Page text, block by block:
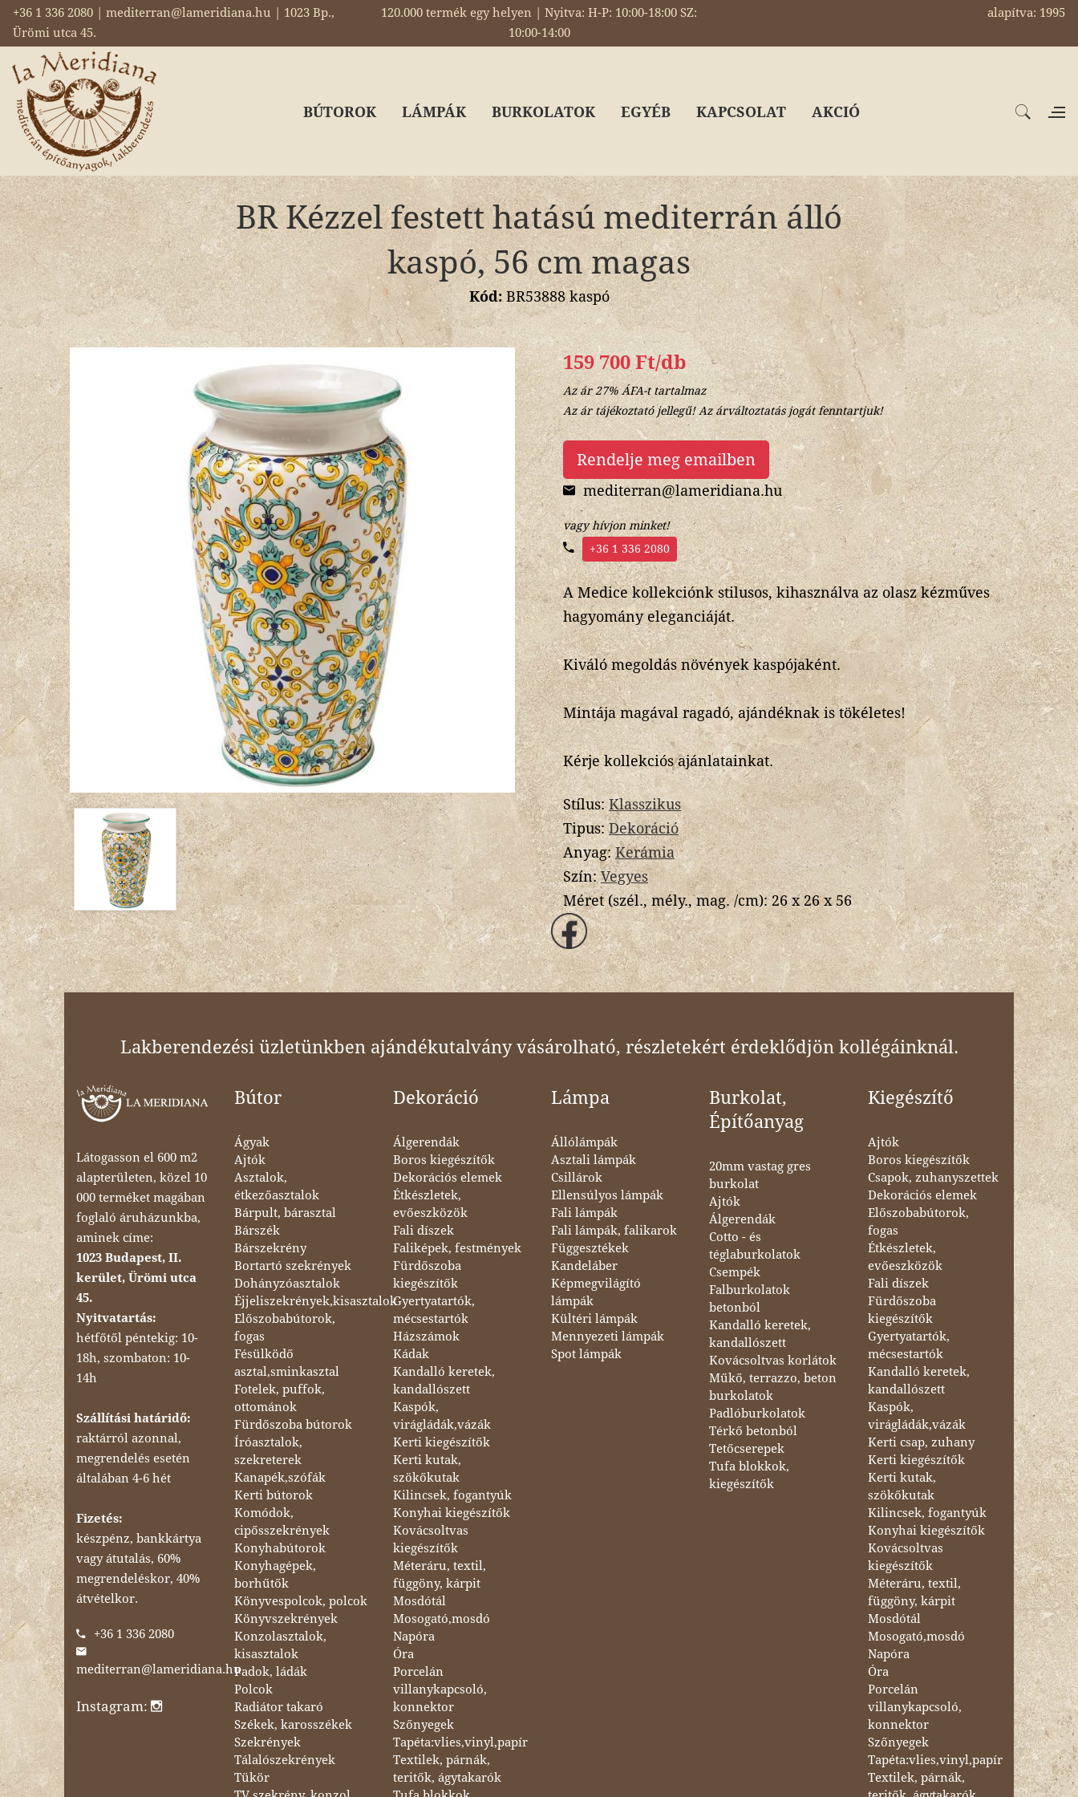
+36 1 336 2080 | mediterran@lameridiana.hu | 1023 Bp.,
Ürömi utca 45.
120.000 termék egy helyen | Nyitva: H-P: 10:00-18:00 SZ:
10:00-14:00
alapítva: 1995
BÚTOROK LÁMPÁK BURKOLATOK EGYÉB KAPCSOLAT AKCIÓ
BR Kézzel festett hatású mediterrán álló
kaspó, 56 cm magas
Kód:BR53888 kaspó
159 700 Ft/db
Az ár 27% ÁFA-t tartalmaz
Az ár tájékoztató jellegű! Az árváltoztatás jogát fenntartjuk!
Rendelje meg emailben
mediterran@lameridiana.hu
vagy hívjon minket!
+36 1 336 2080
A Medice kollekciónk stilusos, kihasználva az olasz kézműves
hagyomány eleganciáját.
Kiváló megoldás növények kaspójaként.
Mintája magával ragadó, ajándéknak is tökéletes!
Kérje kollekciós ajánlatainkat.
Stílus:Klasszikus
Tipus:Dekoráció
Anyag:Kerámia
Szín:Vegyes
Méret (szél., mély., mag. /cm):26 x 26 x 56
Lakberendezési üzletünkben ajándékutalvány vásárolható, részletekért érdeklődjön kollégáinknál.
Látogasson el 600 m2
alapterületen, közel 10
000 terméket magában
foglaló áruházunkba,
aminek címe:
1023 Budapest, II.
kerület, Ürömi utca
45.
Nyitvatartás:
hétfőtől péntekig: 10-
18h, szombaton: 10-
14h
Szállítási határidő:
raktárról azonnal,
megrendelés esetén
általában 4-6 hét
Fizetés:
készpénz, bankkártya
vagy átutalás, 60%
megrendeléskor, 40%
átvételkor.
+36 1 336 2080
mediterran@lameridiana.hu
Instagram:
Bútor
Ágyak
Ajtók
Asztalok,
étkezőasztalok
Bárpult, bárasztal
Bárszék
Bárszekrény
Bortartó szekrények
Dohányzóasztalok
Éjjeliszekrények,kisasztalok
Előszobabútorok,
fogas
Fésülködő
asztal,sminkasztal
Fotelek, puffok,
ottománok
Fürdőszoba bútorok
Íróasztalok,
szekreterek
Kanapék,szófák
Kerti bútorok
Komódok,
cipősszekrények
Konyhabútorok
Konyhagépek,
borhűtők
Könyvespolcok, polcok
Könyvszekrények
Konzolasztalok,
kisasztalok
Padok, ládák
Polcok
Radiátor takaró
Székek, karosszékek
Szekrények
Tálalószekrények
Tükör
Dekoráció
Álgerendák
Boros kiegészítők
Dekorációs elemek
Étkészletek,
evőeszközök
Fali díszek
Faliképek, festmények
Fürdőszoba
kiegészítők
Gyertyatartók,
mécsestartók
Házszámok
Kádak
Kandalló keretek,
kandallószett
Kaspók,
virágládák,vázák
Kerti kiegészítők
Kerti kutak,
szökőkutak
Kilincsek, fogantyúk
Konyhai kiegészítők
Kovácsoltvas
kiegészítők
Méteráru, textil,
függöny, kárpit
Mosdótál
Mosogató,mosdó
Napóra
Óra
Porcelán
villanykapcsoló,
konnektor
Szőnyegek
Tapéta:vlies,vinyl,papír
Textilek, párnák,
teritők, ágytakarók
Lámpa
Állólámpák
Asztali lámpák
Csillárok
Ellensúlyos lámpák
Fali lámpák
Fali lámpák, falikarok
Függesztékek
Kandeláber
Képmegvilágító
lámpák
Kültéri lámpák
Mennyezeti lámpák
Spot lámpák
Burkolat,
Építőanyag
20mm vastag gres
burkolat
Ajtók
Álgerendák
Cotto - és
téglaburkolatok
Csempék
Falburkolatok
betonból
Kandalló keretek,
kandallószett
Kovácsoltvas korlátok
Műkő, terrazzo, beton
burkolatok
Padlóburkolatok
Térkő betonból
Tetőcserepek
Tufa blokkok,
kiegészítők
Kiegészítő
Ajtók
Boros kiegészítők
Csapok, zuhanyszettek
Dekorációs elemek
Előszobabútorok,
fogas
Étkészletek,
evőeszközök
Fali díszek
Fürdőszoba
kiegészítők
Gyertyatartók,
mécsestartók
Kandalló keretek,
kandallószett
Kaspók,
virágládák,vázák
Kerti csap, zuhany
Kerti kiegészítők
Kerti kutak,
szökőkutak
Kilincsek, fogantyúk
Konyhai kiegészítők
Kovácsoltvas
kiegészítők
Méteráru, textil,
függöny, kárpit
Mosdótál
Mosogató,mosdó
Napóra
Óra
Porcelán
villanykapcsoló,
konnektor
Szőnyegek
Tapéta:vlies,vinyl,papír
Textilek, párnák,